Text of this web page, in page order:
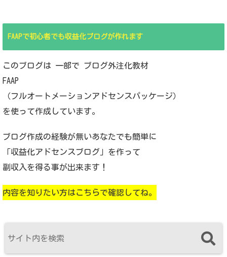
FAAPで初心者でも収益化ブログが作れます
このブログは 一部で ブログ外注化教材
FAAP
（フルオートメーションアドセンスパッケージ）
を使って作成しています。
ブログ作成の経験が無いあなたでも簡単に
「収益化アドセンスブログ」を作って
副収入を得る事が出来ます！
内容を知りたい方はこちらで確認してね。